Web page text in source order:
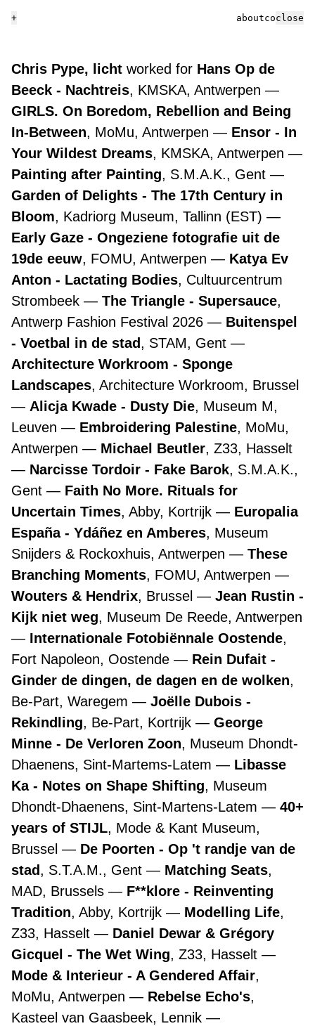
+ aboutcontact
Chris Pype, licht worked for Hans Op de
Beeck - Nachtreis, KMSKA, Antwerpen
GIRLS. On Boredom, Rebellion and Being
In-Between, MoMu, Antwerpen
Ensor - In
Your Wildest Dreams, KMSKA, Antwerpen
Painting after Painting, S.M.A.K., Gent
Garden of Delights - The 17th Century in
Bloom, Kadriorg Museum, Tallinn (EST)
Early Gaze - Ongeziene fotografie uit de
19de eeuw, FOMU, Antwerpen
Katya Ev
Anton - Lactating Bodies, Cultuurcentrum
Strombeek
The Triangle - Supersauce,
Antwerp Fashion Festival 2026
Buitenspel
- Voetbal in de stad, STAM, Gent
Architecture Workroom - Sponge
Landscapes, Architecture Workroom, Brussel
Alicja Kwade - Dusty Die, Museum M,
Leuven
Embroidering Palestine, MoMu,
Antwerpen
Michael Beutler, Z33, Hasselt
Narcisse Tordoir - Fake Barok, S.M.A.K.,
Gent
Faith No More. Rituals for
Uncertain Times, Abby, Kortrijk
Europalia
España - Ydáñez en Amberes, Museum
Snijders & Rockoxhuis, Antwerpen
These
Branching Moments, FOMU, Antwerpen
Wouters & Hendrix, Brussel
Jean Rustin -
Kijk niet weg, Museum De Reede, Antwerpen
Internationale Fotobiënnale Oostende,
Fort Napoleon, Oostende
Rein Dufait -
Ginder de dingen, de dagen en de wolken,
Be-Part, Waregem
Joëlle Dubois -
Rekindling, Be-Part, Kortrijk
George
Minne - De Verloren Zoon, Museum Dhondt-
Dhaenens, Sint-Martems-Latem
Libasse
Ka - Notes on Shape Shifting, Museum
Dhondt-Dhaenens, Sint-Martens-Latem
40+
years of STIJL, Mode & Kant Museum,
Brussel
De Poorten - Op 't randje van de
stad, S.T.A.M., Gent Matching Seats,
MAD, Brussels
F**klore - Reinventing
Tradition, Abby, Kortrijk Modelling Life,
Z33, Hasselt
Daniel Dewar & Grégory
Gicquel - The Wet Wing, Z33, Hasselt
Mode & Interieur - A Gendered Affair,
MoMu, Antwerpen
Rebelse Echo's,
Kasteel van Gaasbeek, Lennik
close